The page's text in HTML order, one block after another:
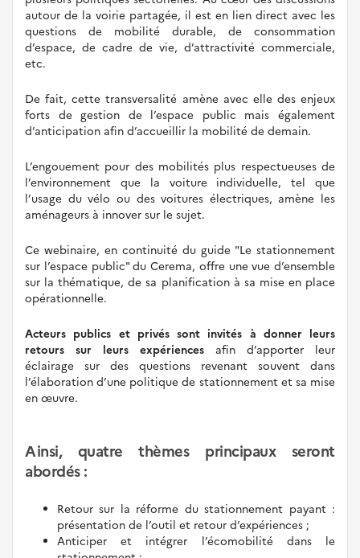
autour de la voirie partagée, il est en lien direct avec les
questions de mobilité durable, de consommation
d’espace, de cadre de vie, d’attractivité commerciale,
etc.
De fait, cette transversalité amène avec elle des enjeux
forts de gestion de l’espace public mais également
d’anticipation afin d’accueillir la mobilité de demain.
L’engouement pour des mobilités plus respectueuses de
l’environnement que la voiture individuelle, tel que
l’usage du vélo ou des voitures électriques, amène les
aménageurs à innover sur le sujet.
Ce webinaire, en continuité du guide "Le stationnement
sur l’espace public" du Cerema, offre une vue d’ensemble
sur la thématique, de sa planification à sa mise en place
opérationnelle.
Acteurs publics et privés sont invités à donner leurs
retours sur leurs expériences afin d’apporter leur
éclairage sur des questions revenant souvent dans
l’élaboration d’une politique de stationnement et sa mise
en œuvre.
Ainsi, quatre thèmes principaux seront
abordés :
Retour sur la réforme du stationnement payant :
présentation de l’outil et retour d’expériences ;
Anticiper et intégrer l’écomobilité dans le